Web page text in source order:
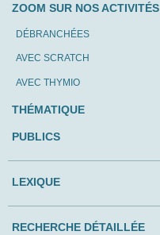
ZOOM SUR NOS ACTIVITÉS
DÉBRANCHÉES
AVEC SCRATCH
AVEC THYMIO
THÉMATIQUE
PUBLICS
LEXIQUE
RECHERCHE DÉTAILLÉE